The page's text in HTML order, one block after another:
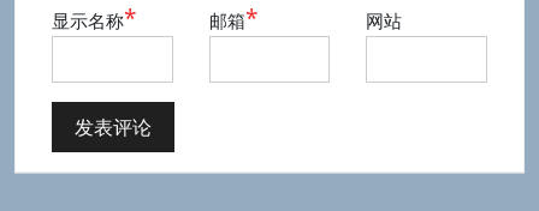
显示名称* 邮箱* 网站